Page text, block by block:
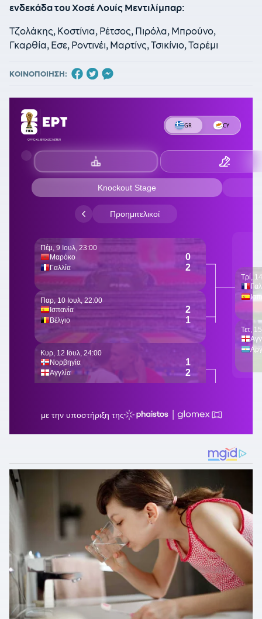
ενδεκάδα του Χοσέ Λουίς Μεντιλίμπαρ:
Τζολάκης, Κοστίνια, Ρέτσος, Πιρόλα, Μπρούνο,
Γκαρθία, Εσε, Ροντινέι, Μαρτίνς, Τσικίνιο, Ταρέμι
ΚΟΙΝΟΠΟΙΗΣΗ: